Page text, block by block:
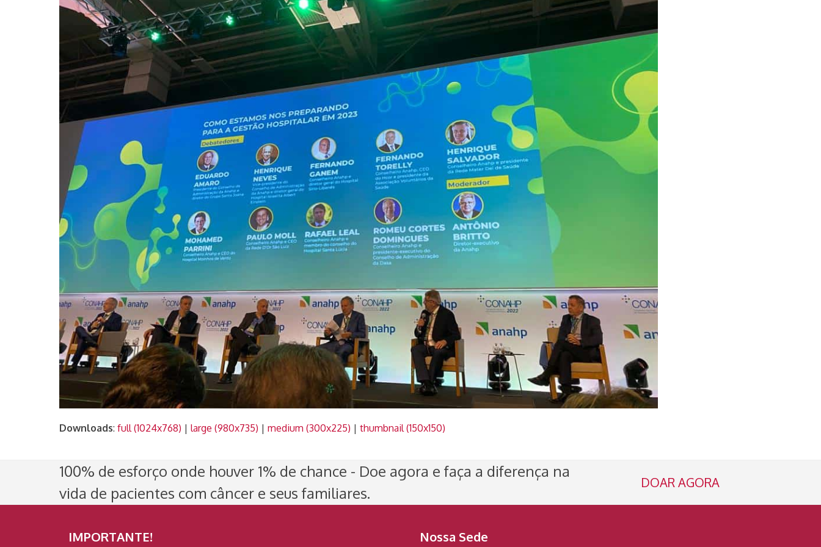
Downloads: full (1024x768) | large (980x735) | medium (300x225) | thumbnail (150x150)
100% de esforço onde houver 1% de chance - Doe agora e faça a diferença na
vida de pacientes com câncer e seus familiares.
DOAR AGORA
IMPORTANTE! Nossa Sede